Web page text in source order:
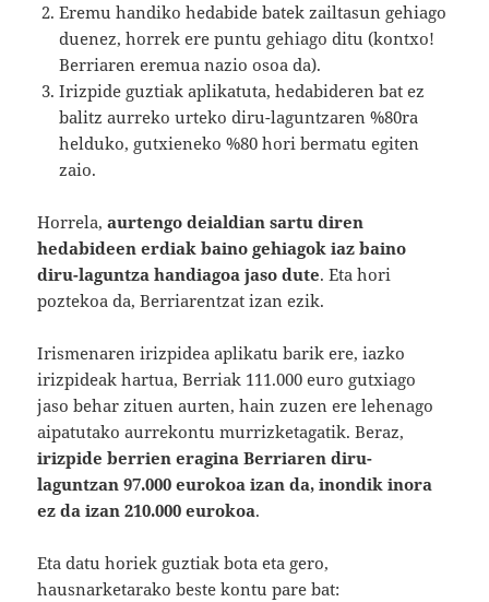
Eremu handiko hedabide batek zailtasun gehiago
duenez, horrek ere puntu gehiago ditu (kontxo!
Berriaren eremua nazio osoa da).
Irizpide guztiak aplikatuta, hedabideren bat ez
balitz aurreko urteko diru-laguntzaren %80ra
helduko, gutxieneko %80 hori bermatu egiten
zaio.
Horrela,aurtengo deialdian sartu diren
hedabideen erdiak baino gehiagok iaz baino
diru-laguntza handiagoa jaso dute. Eta hori
poztekoa da, Berriarentzat izan ezik.
Irismenaren irizpidea aplikatu barik ere, iazko
irizpideak hartua, Berriak 111.000 euro gutxiago
jaso behar zituen aurten, hain zuzen ere lehenago
aipatutako aurrekontu murrizketagatik. Beraz,
irizpide berrien eragina Berriaren diru-
laguntzan 97.000 eurokoa izan da, inondik inora
ez da izan 210.000 eurokoa.
Eta datu horiek guztiak bota eta gero,
hausnarketarako beste kontu pare bat: